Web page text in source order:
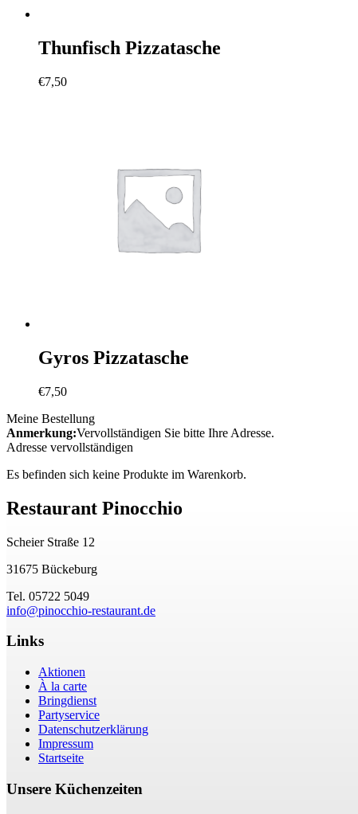
Thunfisch Pizzatasche
€7,50
Gyros Pizzatasche
€7,50
Meine Bestellung
Anmerkung:Vervollständigen Sie bitte Ihre Adresse.
Adresse vervollständigen
Es befinden sich keine Produkte im Warenkorb.
Restaurant Pinocchio
Scheier Straße 12
31675 Bückeburg
Tel. 05722 5049
info@pinocchio-restaurant.de
Links
Aktionen
À la carte
Bringdienst
Partyservice
Datenschutzerklärung
Impressum
Startseite
Unsere Küchenzeiten